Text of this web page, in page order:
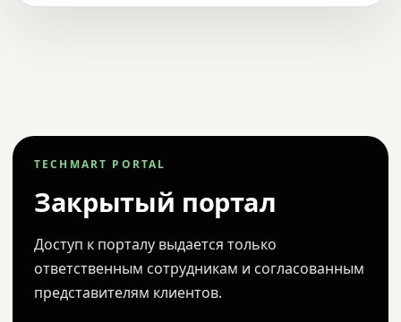
TECHMART PORTAL
Закрытый портал
Доступ к порталу выдается только
ответственным сотрудникам и согласованным
представителям клиентов.